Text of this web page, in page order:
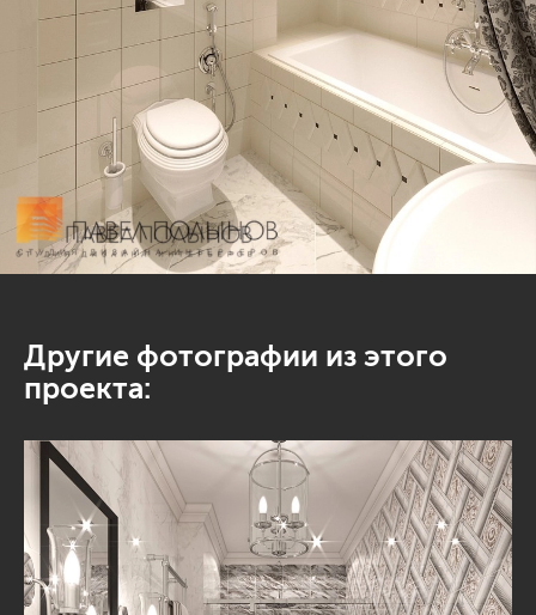
Другие фотографии из этого
проекта: